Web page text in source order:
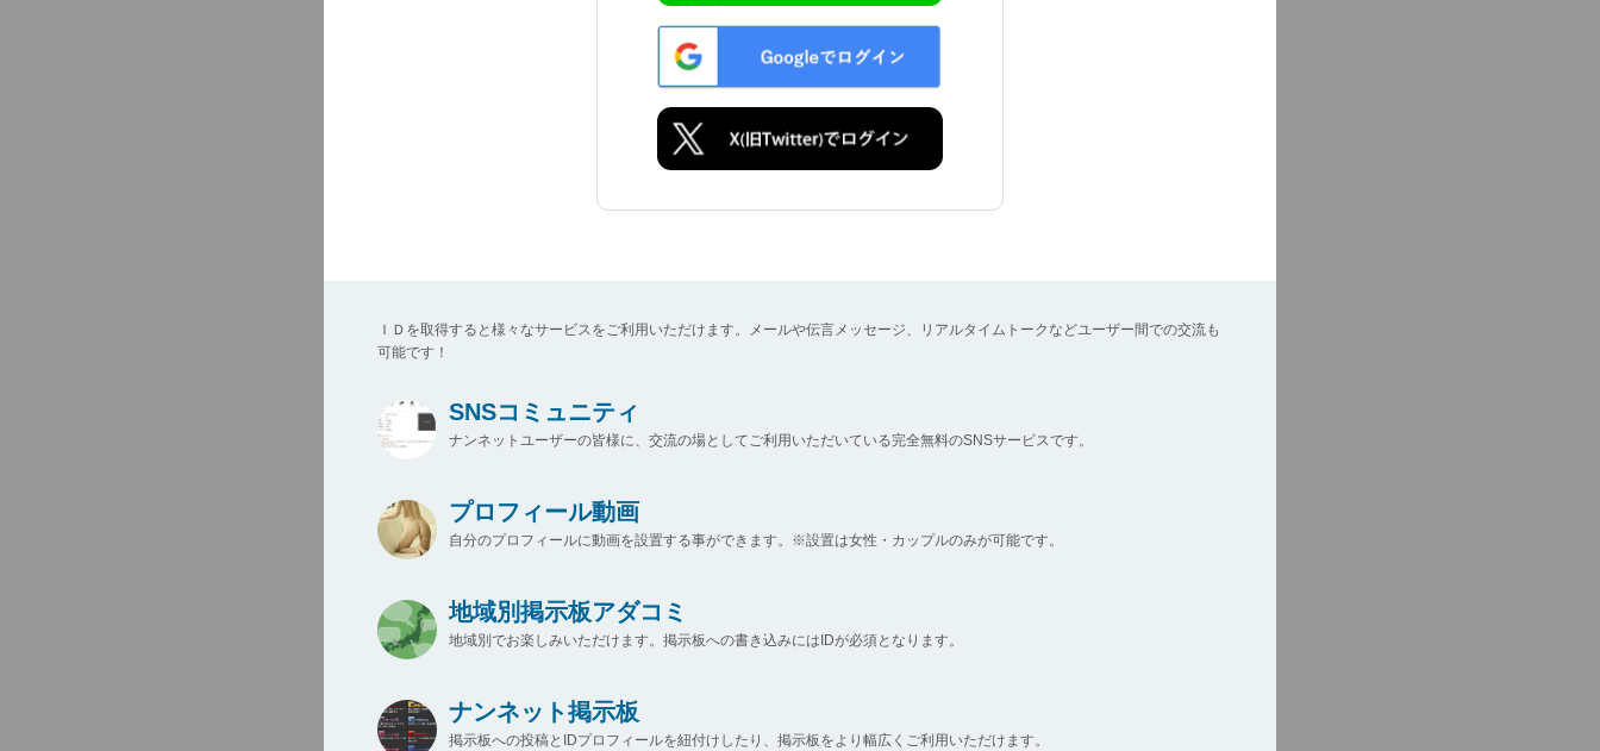
ＩＤを取得すると様々なサービスをご利用いただけます。メールや伝言メッセージ、リアルタイムトークなどユーザー間での交流も
可能です！
SNSコミュニティ
ナンネットユーザーの皆様に、交流の場としてご利用いただいている完全無料のSNSサービスです。
プロフィール動画
自分のプロフィールに動画を設置する事ができます。※設置は女性・カップルのみが可能です。
地域別掲示板アダコミ
地域別でお楽しみいただけます。掲示板への書き込みにはIDが必須となります。
ナンネット掲示板
掲示板への投稿とIDプロフィールを紐付けしたり、掲示板をより幅広くご利用いただけます。